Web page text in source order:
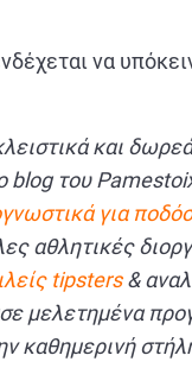
να
και
blog του
για
αθλητικές
tipsters&
μελετημένα
καθημερινή